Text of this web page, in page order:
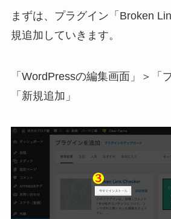
まずは、プラグイン「Broken
規追加していきます。
「WordPressの編集画面」＞「
「新規追加」